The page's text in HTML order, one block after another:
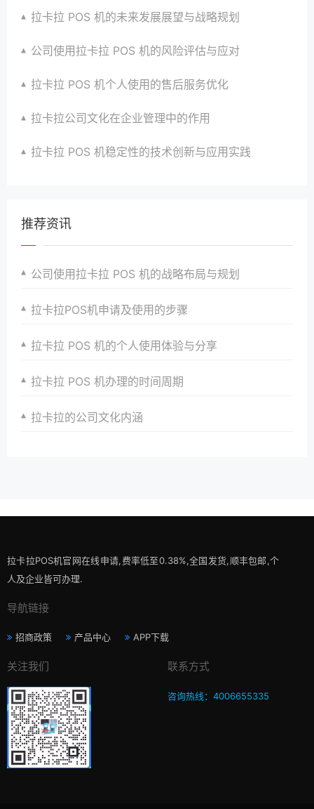
拉卡拉 POS 机的未来发展展望与战略规划
公司使用拉卡拉 POS 机的风险评估与应对
拉卡拉 POS 机个人使用的售后服务优化
拉卡拉公司文化在企业管理中的作用
拉卡拉 POS 机稳定性的技术创新与应用实践
推荐资讯
公司使用拉卡拉 POS 机的战略布局与规划
拉卡拉POS机申请及使用的步骤
拉卡拉 POS 机的个人使用体验与分享
拉卡拉 POS 机办理的时间周期
拉卡拉的公司文化内涵
拉卡拉POS机官网在线申请,费率低至0.38%,全国发货,顺丰包邮,个
人及企业皆可办理.
导航链接
招商政策 产品中心 APP下载
关注我们 联系方式
咨询热线：4006655335